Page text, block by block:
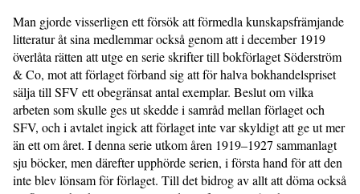
Man gjorde visserligen ett försök att förmedla kunskapsfrämjande
litteratur åt sina medlemmar också genom att i december 1919
överlåta rätten att utge en serie skrifter till bokförlaget Söderström
& Co, mot att förlaget förband sig att för halva bokhandelspriset
sälja till SFV ett obegränsat antal exemplar. Beslut om vilka
arbeten som skulle ges ut skedde i samråd mellan förlaget och
SFV, och i avtalet ingick att förlaget inte var skyldigt att ge ut mer
än ett om året. I denna serie utkom åren 1919–1927 sammanlagt
sju böcker, men därefter upphörde serien, i första hand för att den
inte blev lönsam för förlaget. Till det bidrog av allt att döma också